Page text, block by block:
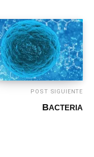
POST SIGUIENTE
BACTERIA